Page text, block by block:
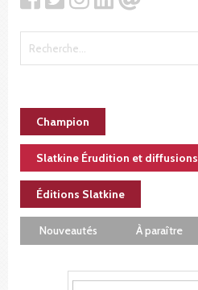
Champion
Slatkine Érudition et diffusions
Éditions Slatkine
Nouveautés À paraître